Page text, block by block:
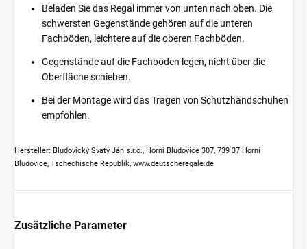
Beladen Sie das Regal immer von unten nach oben. Die
schwersten Gegenstände gehören auf die unteren
Fachböden, leichtere auf die oberen Fachböden.
Gegenstände auf die Fachböden legen, nicht über die
Oberfläche schieben.
Bei der Montage wird das Tragen von Schutzhandschuhen
empfohlen.
Hersteller: Bludovický Svatý Ján s.r.o., Horní Bludovice 307, 739 37 Horní
Bludovice, Tschechische Republik, www.deutscheregale.de
Zusätzliche Parameter